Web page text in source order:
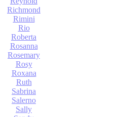
Richmond
Rimini
Rio
Roberta
Rosanna
Rosemary
Rosy
Roxana
Ruth
Sabrina
Salerno
Sally